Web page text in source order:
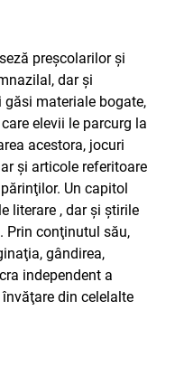
preşcolarilor şi
dar şi
materiale bogate,
elevii le parcurg la
acestora, jocuri
şi articole referitoare
Un capitol
literare , dar şi ştirile
Prin conţinutul său,
gândirea,
independent a
din celelalte